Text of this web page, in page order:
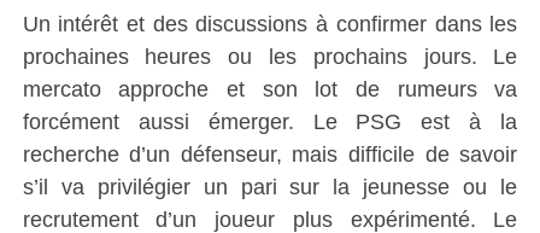
Un intérêt et des discussions à confirmer dans les
prochaines heures ou les prochains jours. Le
mercato approche et son lot de rumeurs va
forcément aussi émerger. Le PSG est à la
recherche d’un défenseur, mais difficile de savoir
s’il va privilégier un pari sur la jeunesse ou le
recrutement d’un joueur plus expérimenté. Le